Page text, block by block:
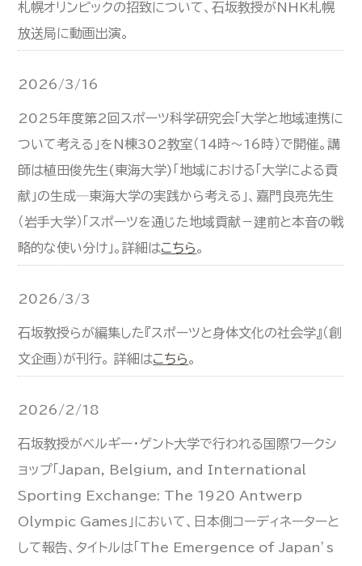
札幌オリンピックの招致について、石坂教授がNHK札幌
放送局に動画出演。
2026/3/16
2025年度第2回スポーツ科学研究会「大学と地域連携に
ついて考える」をN棟302教室（14時～16時）で開催。講
師は植田俊先生(東海大学)「地域における「大学による貢
献」の生成─東海大学の実践から考える」、嘉門良亮先生
（岩手大学）「スポーツを通じた地域貢献－建前と本音の戦
略的な使い分け」。詳細はこちら。
2026/3/3
石坂教授らが編集した『スポーツと身体文化の社会学』（創
文企画）が刊行。 詳細はこちら。
2026/2/18
石坂教授がベルギー・ゲント大学で行われる国際ワークシ
ョップ「Japan, Belgium, and International
Sporting Exchange: The 1920 Antwerp
Olympic Games」において、日本側コーディネーターと
して報告、タイトルは「The Emergence of Japan’s